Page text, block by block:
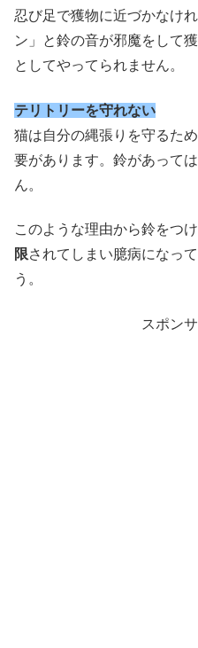
忍び足で獲物に近づかなけ
ン」と鈴の音が邪魔をして
としてやってられません。
テリトリーを守れない
猫は自分の縄張りを守るた
要があります。鈴があって
ん。
このような理由から鈴をつ
限されてしまい臆病になっ
う。
スポン